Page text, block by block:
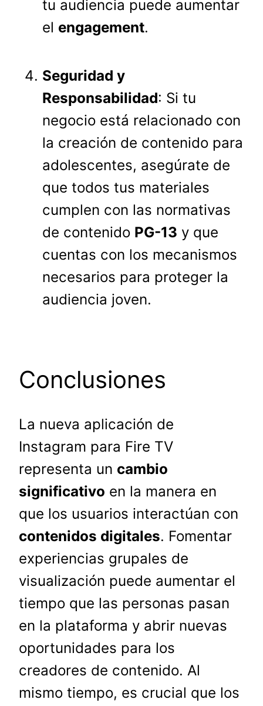
tu audiencia puede aumentar
el engagement.
Seguridad y
Responsabilidad: Si tu
negocio está relacionado con
la creación de contenido para
adolescentes, asegúrate de
que todos tus materiales
cumplen con las normativas
de contenido PG-13 y que
cuentas con los mecanismos
necesarios para proteger la
audiencia joven.
Conclusiones
La nueva aplicación de
Instagram para Fire TV
representa un cambio
significativo en la manera en
que los usuarios interactúan con
contenidos digitales. Fomentar
experiencias grupales de
visualización puede aumentar el
tiempo que las personas pasan
en la plataforma y abrir nuevas
oportunidades para los
creadores de contenido. Al
mismo tiempo, es crucial que los